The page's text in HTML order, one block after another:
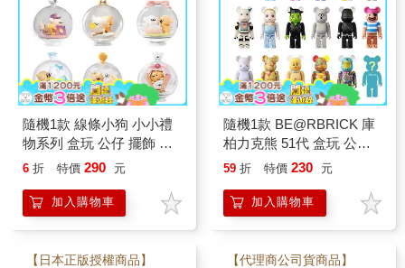
隨機1款 線條小狗 小小禮
物系列 盒玩 公仔 擺飾 馬
爾濟斯 狗狗 Maltese 玩樂
6 折 特價 290 元
加入購物車
隨機1款 BE@RBRICK 庫
柏力克熊 51代 盒玩 公仔
擺飾 積木熊 51周年限定
59 折 特價 230 元
加入購物車
【日本正版授權商品】 【代理商公司貨商品】